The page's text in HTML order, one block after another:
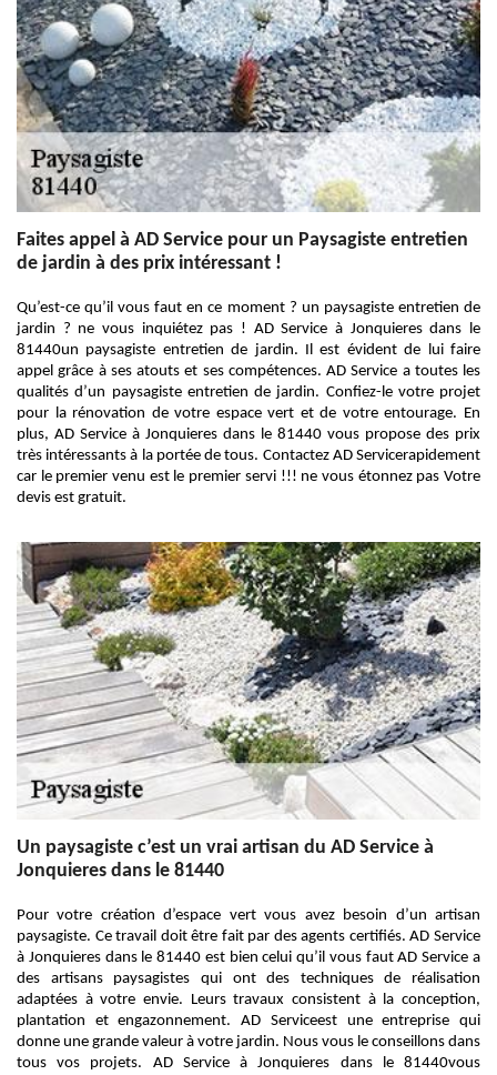
Faites appel à AD Service pour un Paysagiste entretien
de jardin à des prix intéressant !
Qu’est-ce qu’il vous faut en ce moment ? un paysagiste entretien de
jardin ? ne vous inquiétez pas ! AD Service à Jonquieres dans le
81440un paysagiste entretien de jardin. Il est évident de lui faire
appel grâce à ses atouts et ses compétences. AD Service a toutes les
qualités d’un paysagiste entretien de jardin. Confiez-le votre projet
pour la rénovation de votre espace vert et de votre entourage. En
plus, AD Service à Jonquieres dans le 81440 vous propose des prix
très intéressants à la portée de tous. Contactez AD Servicerapidement
car le premier venu est le premier servi !!! ne vous étonnez pas Votre
devis est gratuit.
Un paysagiste c’est un vrai artisan du AD Service à
Jonquieres dans le 81440
Pour votre création d’espace vert vous avez besoin d’un artisan
paysagiste. Ce travail doit être fait par des agents certifiés. AD Service
à Jonquieres dans le 81440 est bien celui qu’il vous faut AD Service a
des artisans paysagistes qui ont des techniques de réalisation
adaptées à votre envie. Leurs travaux consistent à la conception,
plantation et engazonnement. AD Serviceest une entreprise qui
donne une grande valeur à votre jardin. Nous vous le conseillons dans
tous vos projets. AD Service à Jonquieres dans le 81440vous